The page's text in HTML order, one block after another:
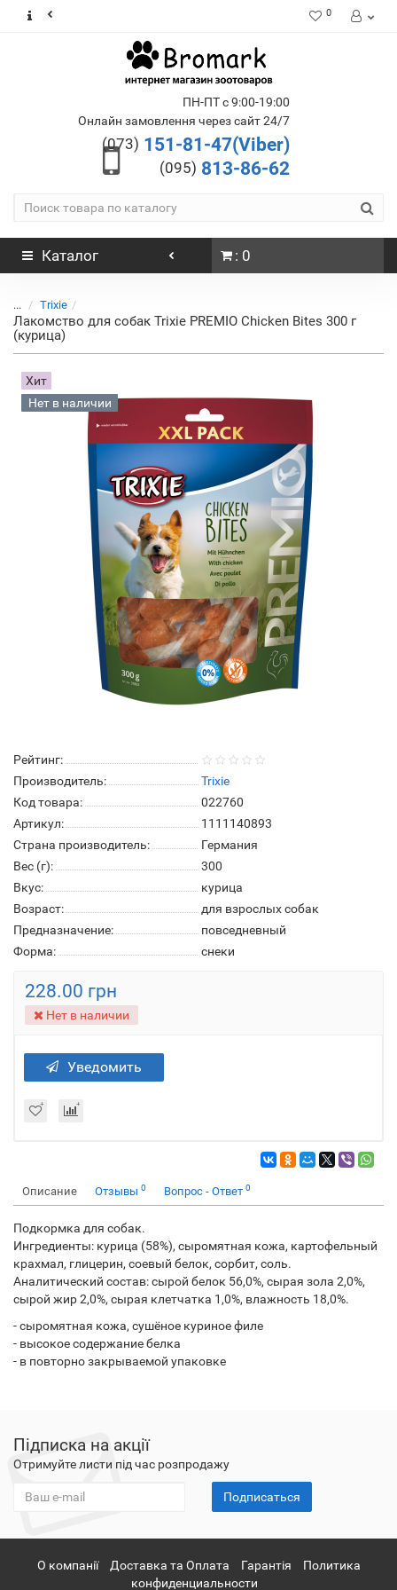
0
ПН-ПТ с 9:00-19:00
Онлайн замовлення через сайт 24/7
(073) 151-81-47(Viber)
(095) 813-86-62
Каталог : 0
... Trixie
Лакомство для собак Trixie PREMIO Chicken Bites 300 г
(курица)
Хит
Нет в наличии
Рейтинг:
Производитель:
Trixie
Код товара:
022760
Артикул:
1111140893
Страна производитель:
Германия
Вес (г):
300
Вкус:
курица
Возраст:
для взрослых собак
Предназначение:
повседневный
Форма:
снеки
228.00 грн
Нет в наличии
Уведомить
Описание Отзывы 0 Вопрос - Ответ 0
Подкормка для собак.
Ингредиенты: курица (58%), сыромятная кожа, картофельный
крахмал, глицерин, соевый белок, сорбит, соль.
Аналитический состав: сырой белок 56,0%, сырая зола 2,0%,
сырой жир 2,0%, сырая клетчатка 1,0%, влажность 18,0%.
- сыромятная кожа, сушёное куриное филе
- высокое содержание белка
- в повторно закрываемой упаковке
Підписка на акції
Отримуйте листи під час розпродажу
Подписаться
О компанії Доставка та Оплата Гарантія
Политика
конфиденциальности